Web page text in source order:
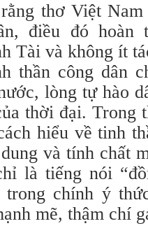
thơ Việt
điều đó hoàn
Tài và không ít
thần công dân
lòng tự hào
thời đại. Trong
hiểu về tinh
và tính chất
là tiếng nói
trong chính ý
mẽ, thậm chí